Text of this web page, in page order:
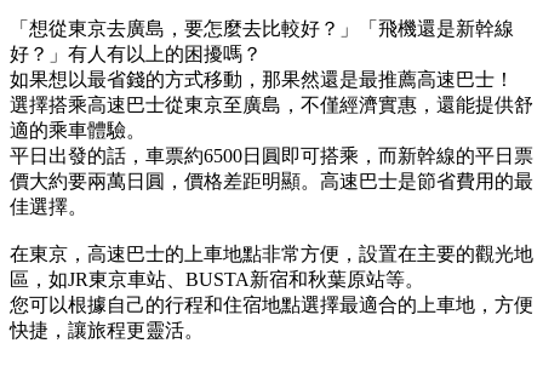
「想從東京去廣島，要怎麼去比較好？」「飛機還是新幹線
好？」有人有以上的困擾嗎？
如果想以最省錢的方式移動，那果然還是最推薦高速巴士！
選擇搭乘高速巴士從東京至廣島，不僅經濟實惠，還能提供舒
適的乘車體驗。
平日出發的話，車票約6500日圓即可搭乘，而新幹線的平日票
價大約要兩萬日圓，價格差距明顯。高速巴士是節省費用的最
佳選擇。
在東京，高速巴士的上車地點非常方便，設置在主要的觀光地
區，如JR東京車站、BUSTA新宿和秋葉原站等。
您可以根據自己的行程和住宿地點選擇最適合的上車地，方便
快捷，讓旅程更靈活。